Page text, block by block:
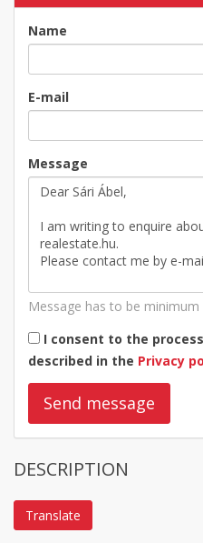
Name
E-mail
Message
Message has to be minimum
I consent to the
described in the Privacy
Send message
DESCRIPTION
Translate